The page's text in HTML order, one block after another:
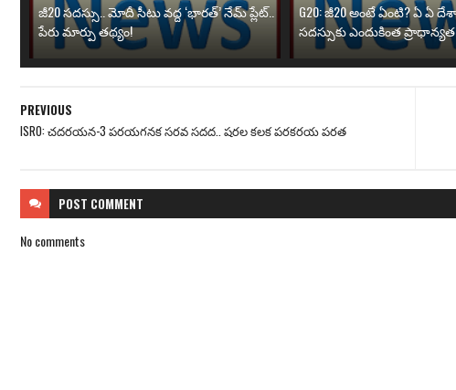
జీ20 సదస్సు.. మోదీ సీటు వద్ద ‘భారత్’ నేమ్ ప్లేట్‌..
పేరు మార్పు తథ్యం!
G20: జీ20 అంటే ఏంటి? ఏ ఏ
సదస్సుకు ఎందుకింత
PREVIOUS
ISRO: చదరయన-3 పరయగనక సరవ సదద.. షరల కలక పరకరయ పరత
POST COMMENT
No comments